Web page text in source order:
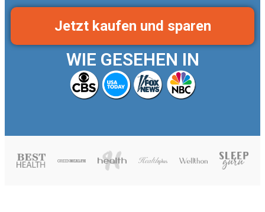
Jetzt kaufen und sparen
WIE GESEHEN IN